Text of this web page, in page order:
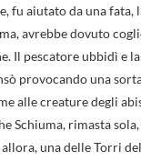
fu aiutato da una fata,
avrebbe dovuto
Il pescatore ubbidì e
provocando una
alle creature degli
Schiuma, rimasta
allora, una delle Torri